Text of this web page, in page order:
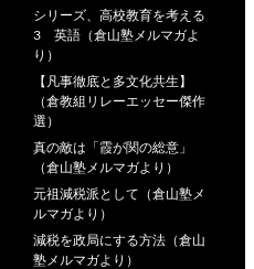
シリーズ、高校教育を考える
3 英語（倉山塾メルマガよ
り）
【凡事徹底と多文化共生】
（倉教組リレーエッセー傑作
選）
真の敵は「霞が関の総意」
（倉山塾メルマガより）
元祖減税派として（倉山塾メ
ルマガより）
減税を政局にする方法（倉山
塾メルマガより）